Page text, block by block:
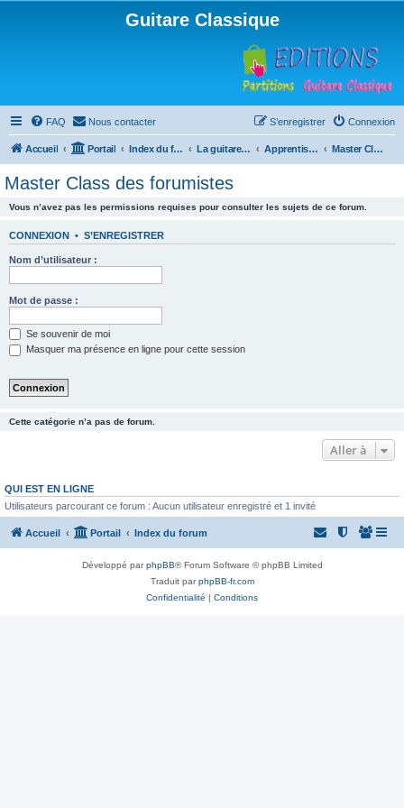
Guitare Classique
FAQ Nous contacter Connexion
S’enregistrer
Accueil Portail Index du forum La guitare : instrument, cours et théorie Apprentissage et enseignement de la guitare Master Class des forumistes
Master Class des forumistes
Vous n’avez pas les permissions requises pour consulter les sujets de ce forum.
CONNEXION • S’ENREGISTRER
Nom d’utilisateur :
Mot de passe :
Se souvenir de moi
Masquer ma présence en ligne pour cette session
Cette catégorie n’a pas de forum.
Aller à
QUI EST EN LIGNE
Utilisateurs parcourant ce forum : Aucun utilisateur enregistré et 1 invité
Accueil Portail Index du forum
Développé parphpBB® Forum Software © phpBB Limited
Traduit parphpBB-fr.com
Confidentialité | Conditions